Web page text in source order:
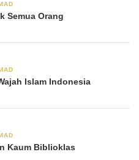
Semua Orang
Islam Indonesia
Kaum Biblioklas